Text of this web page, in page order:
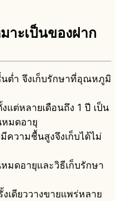
าะเป็นของฝาก
ต่ำ จึงเก็บรักษาที่อุณหภูมิ
แต่หลายเดือนถึง 1 ปี เป็น
หมดอายุ
วามชื้นสูงจึงเก็บได้ไม่
มดอายุและวิธีเก็บรักษา
เดียววางขายแพร่หลาย